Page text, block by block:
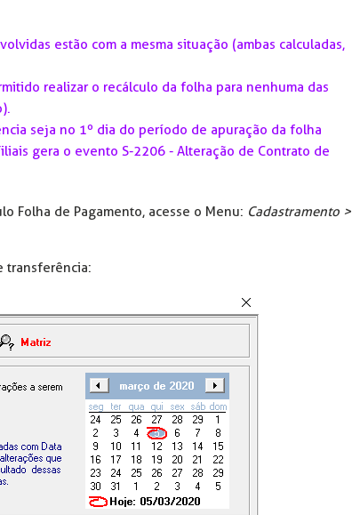
estão com a mesma situação (ambas calculadas,
realizar o recálculo da folha para nenhuma das
seja no 1º dia do período de apuração da folha
gera o evento S-2206 - Alteração de Contrato de
Folha de Pagamento, acesse o Menu: Cadastramento >
transferência: